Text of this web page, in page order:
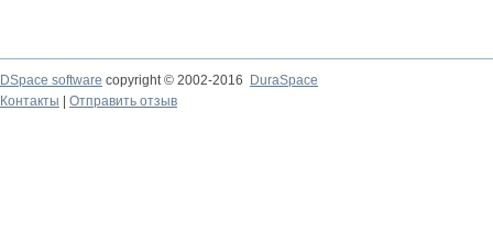
DSpace software copyright © 2002-2016
DuraSpace
Контакты
Отправить отзыв